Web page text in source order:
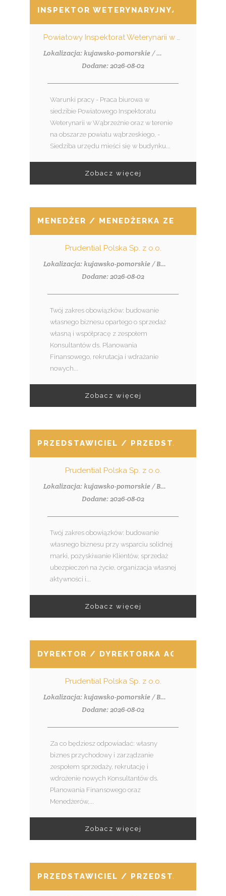
INSPEKTOR WETERYNARYJNY/
Powiatowy Inspektorat Weterynarii w Wąbrzeźnie
Lokalizacja: kujawsko-pomorskie / Wąbrzeźno
Dodane: 2026-08-02
Warunki pracy - Praca biurowa w
siedzibie Powiatowego Inspektoratu
Weterynarii w Wąbrzeźnie oraz w terenie
na obszarze powiatu wąbrzeskiego, -
Siedziba urzędu mieści się w budynku...
Zobacz więcej
MENEDŻER / MENEDŻERKA ZESPOŁU
Prudential Polska Sp. z o.o.
Lokalizacja: kujawsko-pomorskie / Bydgoszcz, ul. Piotrowskiego 2
Dodane: 2026-08-02
Twój zakres obowiązków: budowanie
własnego biznesu opartego o sprzedaż
własną i współpracę z zespołem
Konsultantów ds. Planowania
Finansowego, rekrutacja i wdrażanie
nowych...
Zobacz więcej
PRZEDSTAWICIEL /
Prudential Polska Sp. z o.o.
Lokalizacja: kujawsko-pomorskie / Bydgoszcz, ul. Piotrowskiego 2
Dodane: 2026-08-02
Twój zakres obowiązków: budowanie
własnego biznesu przy wsparciu solidnej
marki, pozyskiwanie Klientów, sprzedaż
ubezpieczeń na życie, organizacja własnej
aktywności i...
Zobacz więcej
DYREKTOR / DYREKTORKA AGENCJI
Prudential Polska Sp. z o.o.
Lokalizacja: kujawsko-pomorskie / Bydgoszcz, ul. Piotrowskiego 2
Dodane: 2026-08-02
Za co będziesz odpowiadać: własny
biznes przychodowy i zarządzanie
zespołem sprzedaży, rekrutację i
wdrożenie nowych Konsultantów ds.
Planowania Finansowego oraz
Menedżerów,...
Zobacz więcej
PRZEDSTAWICIEL /